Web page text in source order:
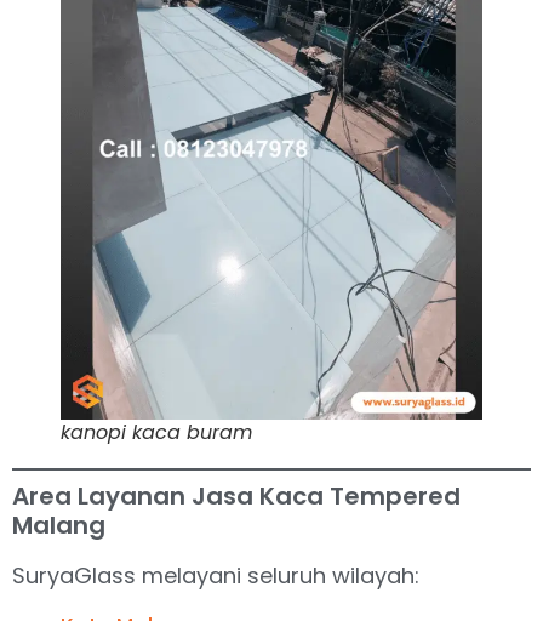
kanopi kaca buram
Area Layanan Jasa Kaca Tempered
Malang
SuryaGlass melayani seluruh wilayah: